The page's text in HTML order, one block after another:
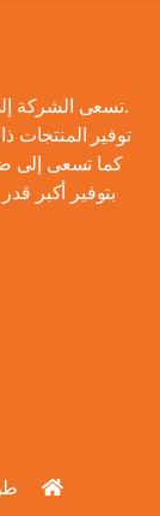
.تسعى الشركة إلى
توفير المنتجات
كما تسعى إلى
بتوفير أكبر